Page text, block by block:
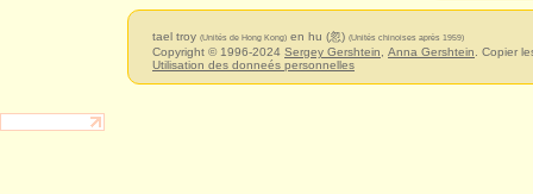
tael troy (Unités de Hong Kong) en hu (忽) (Unités chinoises après 1959)
Copyright © 1996-2024 Sergey Gershtein Anna Gershtein . Copier
Utilisation des donneés personnelles